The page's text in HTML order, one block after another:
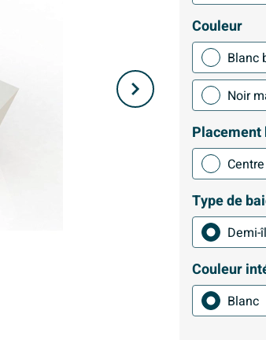
Couleur
Blanc
Noir
Centre
Type de
Demi-
Couleur
Blanc